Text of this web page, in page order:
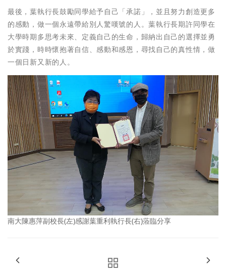
最後，葉執行長鼓勵同學給予自己「承諾」，並且努力創造更多
的感動，做一個永遠帶給別人驚嘆號的人。葉執行長期許同學在
大學時期多思考未來、定義自己的生命，歸納出自己的選擇並勇
於實踐，時時懷抱著自信、感動和感恩，尋找自己的真性情，做
一個日新又新的人。
南大陳惠萍副校長(左)感謝葉重利執行長(右)蒞臨分享